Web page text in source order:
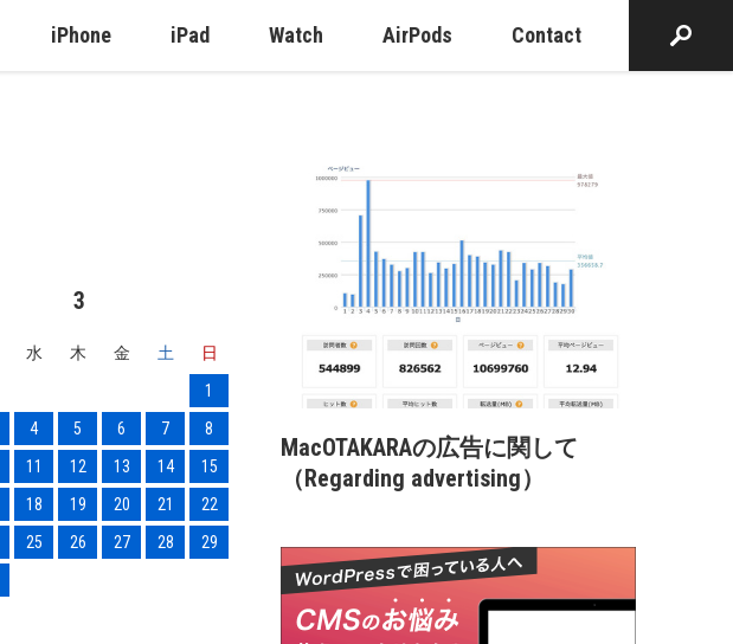
iPhone iPad Watch AirPods Contact
3
水 木 金 土
日
1
4 5 6 7
8
11 12 13 14
15
18 19 20 21
22
25 26 27 28
29
MacOTAKARAの広告に関して
（Regarding advertising）